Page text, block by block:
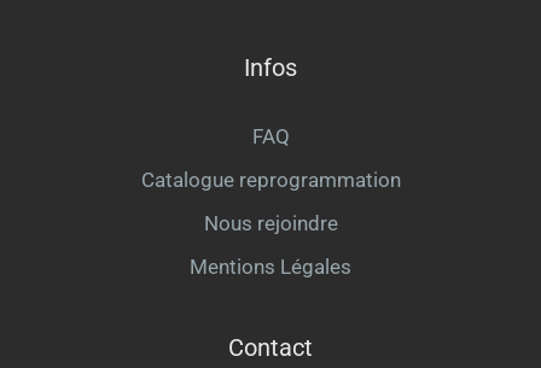
Infos
FAQ
Catalogue reprogrammation
Nous rejoindre
Mentions Légales
Contact